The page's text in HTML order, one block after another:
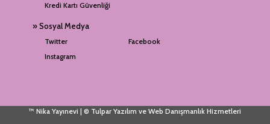
Kredi Kartı Güvenliği
» Sosyal Medya
Twitter
Facebook
Instagram
™ Nika Yayınevi | © Tulpar Yazılım ve Web Danışmanlık Hizmetleri